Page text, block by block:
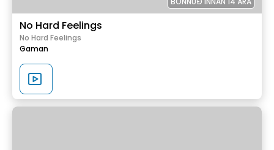
No Hard Feelings
No Hard Feelings
Gaman